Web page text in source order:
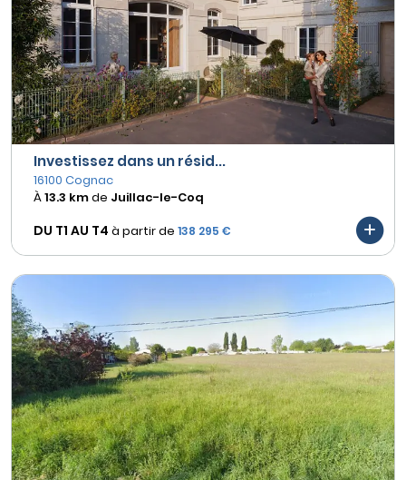
Investissez dans un résid...
16100 Cognac
À13.3 kmde Juillac-le-Coq
DU T1 AU T4 à partir de 138 295 €